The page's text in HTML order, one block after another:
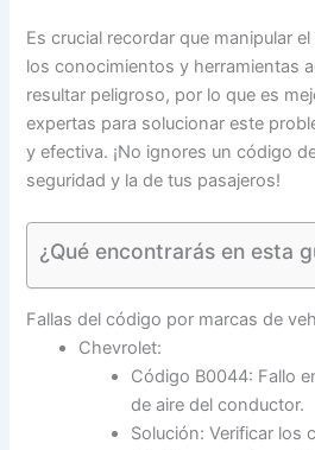
Es crucial recordar que manipular
los conocimientos y herramientas
resultar peligroso, por lo que es
expertas para solucionar este
y efectiva. ¡No ignores un código
seguridad y la de tus pasajeros!
¿Qué encontrarás en esta
Fallas del código por marcas de
Chevrolet:
Código B0044: Fallo
de aire del conductor.
Solución: Verificar los